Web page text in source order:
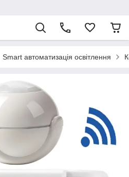
Smart автоматизація освітлення